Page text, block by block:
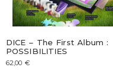
DICE – The First Album :
POSSIBILITIES
62,00 €